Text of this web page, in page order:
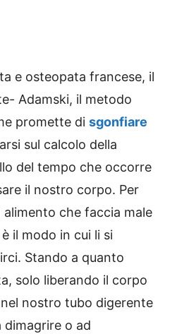
e osteopata francese, il
Adamski, il metodo
promette di sgonfiare
sul calcolo della
del tempo che occorre
il nostro corpo. Per
alimento che faccia male
il modo in cui li si
Stando a quanto
solo liberando il corpo
nostro tubo digerente
dimagrire o ad